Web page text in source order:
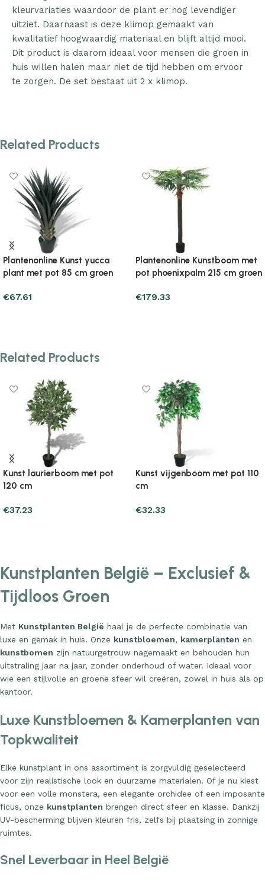
kleurvariaties waardoor de plant er nog levendiger
uitziet. Daarnaast is deze klimop gemaakt van
kwalitatief hoogwaardig materiaal en blijft altijd mooi.
Dit product is daarom ideaal voor mensen die groen in
huis willen halen maar niet de tijd hebben om ervoor
te zorgen. De set bestaat uit 2 x klimop.
Related Products
Plantenonline Kunstboom met
pot phoenixpalm 215 cm groen
€179.33
Plantenonline Kunstgras 1×2
m/20 mm groen
€26.45
Related Products
Kunst laurierboom met pot
120 cm
€37.23
Kunst vijgenboom met pot 110
cm
€32.33
Kunstplanten België – Exclusief &
Tijdloos Groen
Met Kunstplanten België haal je de perfecte combinatie van
luxe en gemak in huis. Onze kunstbloemen, kamerplanten en
kunstbomen zijn natuurgetrouw nagemaakt en behouden hun
uitstraling jaar na jaar, zonder onderhoud of water. Ideaal voor
wie een stijlvolle en groene sfeer wil creëren, zowel in huis als op
kantoor.
Luxe Kunstbloemen & Kamerplanten van
Topkwaliteit
Elke kunstplant in ons assortiment is zorgvuldig geselecteerd
voor zijn realistische look en duurzame materialen. Of je nu kiest
voor een volle monstera, een elegante orchidee of een imposante
ficus, onze kunstplanten brengen direct sfeer en klasse. Dankzij
UV-bescherming blijven kleuren fris, zelfs bij plaatsing in zonnige
ruimtes.
Snel Leverbaar in Heel België